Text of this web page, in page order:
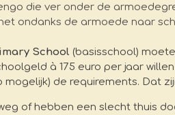
die ver onder de
ondanks de armoede naar
School (basisschool)
à 175 euro per jaar
de requirements. Dat
of hebben een slecht thuis